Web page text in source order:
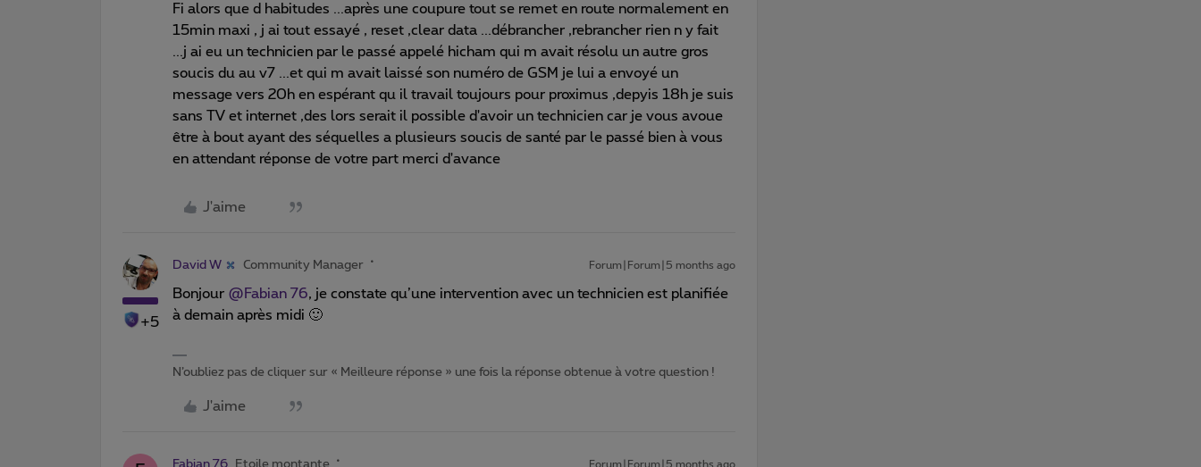
Fi alors que d habitudes ...après une coupure tout se remet en route normalement en
15min maxi , j ai tout essayé , reset ,clear data ...débrancher ,rebrancher rien n y fait
...j ai eu un technicien par le passé appelé hicham qui m avait résolu un autre gros
soucis du au v7 ...et qui m avait laissé son numéro de GSM je lui a envoyé un
message vers 20h en espérant qu il travail toujours pour proximus ,depyis 18h je suis
sans TV et internet ,des lors serait il possible d'avoir un technicien car je vous avoue
être à bout ayant des séquelles a plusieurs soucis de santé par le passé bien à vous
en attendant réponse de votre part merci d'avance
J'aime
+5
David W Community Manager Forum|Forum|5 months ago
Bonjour ​ @Fabian 76, je constate qu’une intervention avec un technicien est planifiée
à demain après midi 🙂
N’oubliez pas de cliquer sur « Meilleure réponse » une fois la réponse obtenue à votre question !
J'aime
Fabian 76 Etoile montante Forum|Forum|5 months ago